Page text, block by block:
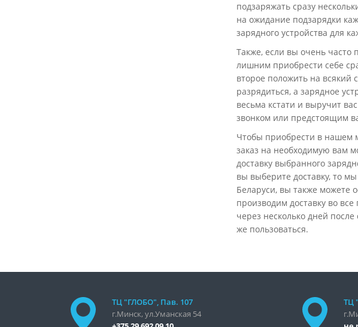
подзаряжать сразу
на ожидание подзарядки
зарядного устройства для
Также, если вы очень часто
лишним приобрести себе
второе положить на всякий
разрядиться, а зарядное
весьма кстати и выручит
звонком или предстоящим
Чтобы приобрести в нашем
заказ на необходимую вам
доставку выбранного
вы выберите доставку, то
Беларуси, вы также можете
производим доставку во
через несколько дней
же пользоваться.
ТЦ "ГЛОБО", Пав. 107
г.Минск, ул.Уманская 54
ТЦ